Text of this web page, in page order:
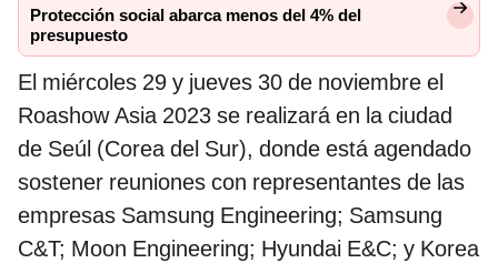
Protección social abarca menos del 4% del
presupuesto
El miércoles 29 y jueves 30 de noviembre el
Roashow Asia 2023 se realizará en la ciudad
de Seúl (Corea del Sur), donde está agendado
sostener reuniones con representantes de las
empresas Samsung Engineering; Samsung
C&T; Moon Engineering; Hyundai E&C; y Korea